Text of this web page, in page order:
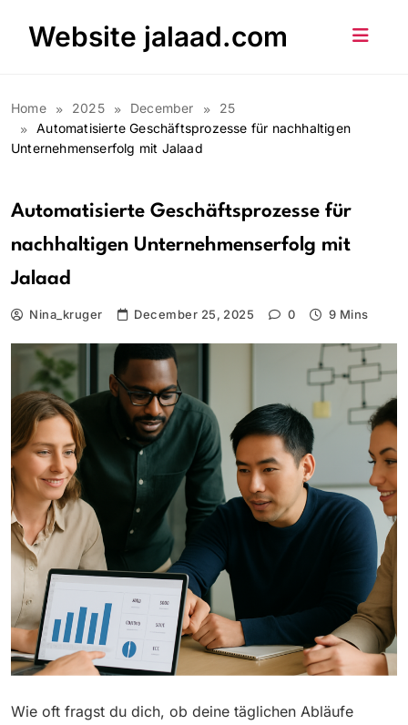
Website jalaad.com
Home 2025 December
25
Automatisierte Geschäftsprozesse für nachhaltigen
Unternehmenserfolg mit Jalaad
Automatisierte Geschäftsprozesse für
nachhaltigen Unternehmenserfolg mit
Jalaad
Nina_kruger December 25, 2025 0 9 Mins
Wie oft fragst du dich, ob deine täglichen Abläufe